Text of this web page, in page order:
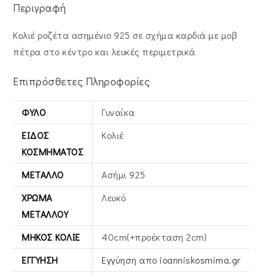
Περιγραφή
Κολιέ ροζέτα ασημένιο 925 σε σχήμα καρδιά με μοβ
πέτρα στο κέντρο και λευκές περιμετρικά
Επιπρόσθετες Πληροφορίες
ΦΎΛΟ
Γυναίκα
ΕΊΔΟΣ
ΚΟΣΜΉΜΑΤΟΣ
Κολιέ
ΜΈΤΑΛΛΟ
Ασήμι 925
ΧΡΏΜΑ
ΜΕΤΆΛΛΟΥ
Λευκό
ΜΉΚΟΣ ΚΟΛΙΈ
40cm(+προέκταση 2cm)
ΕΓΓΎΗΣΗ
Εγγύηση απο ioanniskosmima.gr